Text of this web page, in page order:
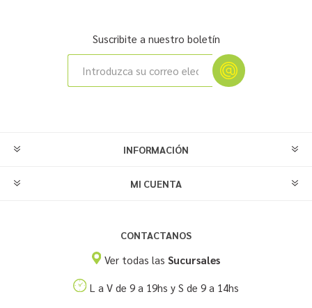
Suscribite a nuestro boletín
INFORMACIÓN
MI CUENTA
CONTACTANOS
Ver todas lasSucursales
L a V de 9 a 19hs y S de 9 a 14hs